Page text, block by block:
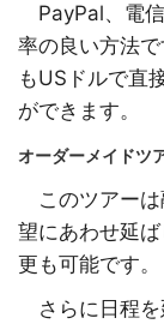
PayPal、電
率の良い方法
もUSドルで直
ができます。
オーダーメイドツ
このツアーは
望にあわせ延
更も可能です。
さらに日程を